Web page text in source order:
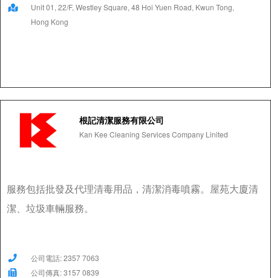
Unit 01, 22/F, Westley Square, 48 Hoi Yuen Road, Kwun Tong,
Hong Kong
根記清潔服務有限公司
Kan Kee Cleaning Services Company Linited
服務包括批發及代理清毒用品，清潔消毒噴霧。屋苑大廈清
潔、垃圾車輛服務。
公司電話: 2357 7063
公司傳真: 3157 0839